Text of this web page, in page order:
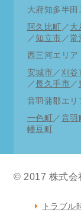
11月11日
11月10日
り
き
11月8日 春
交換
11月7日 南
11月5日 清
11月4日 中
大府知多半田
阿久比町 ／ 大
／知立市 ／常
西三河エリア
安城市 ／ 刈谷
／長久手市 ／
音羽蒲郡エリ
一色町 ／ 音羽
幡豆町
© 2017 株式会
トラブル